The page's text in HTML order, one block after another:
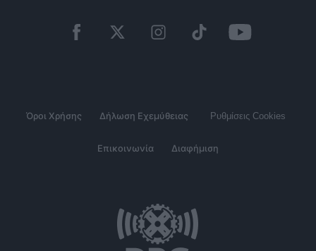
Όροι Χρήσης Δήλωση Εχεμύθειας Ρυθμίσεις Cookies
Επικοινωνία Διαφήμιση